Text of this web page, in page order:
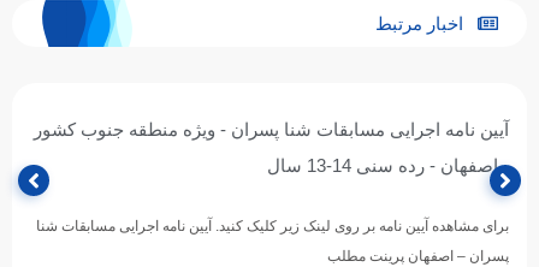
اخبار مرتبط
آیین نامه اجرایی مسابقات شنا پسران - ویژه منطقه جنوب کشور
- اصفهان - رده سنی 14-13 سال
برای مشاهده آیین نامه بر روی لینک زیر کلیک کنید. آیین نامه اجرایی مسابقات شنا
پسران – اصفهان پرینت مطلب